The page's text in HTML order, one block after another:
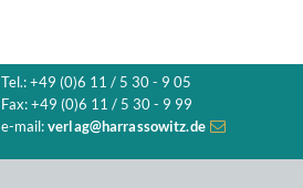
Tel.: +49 (0)6 11 / 5 30 - 9 05
Fax: +49 (0)6 11 / 5 30 - 9 99
e-mail: verlag@harrassowitz.de